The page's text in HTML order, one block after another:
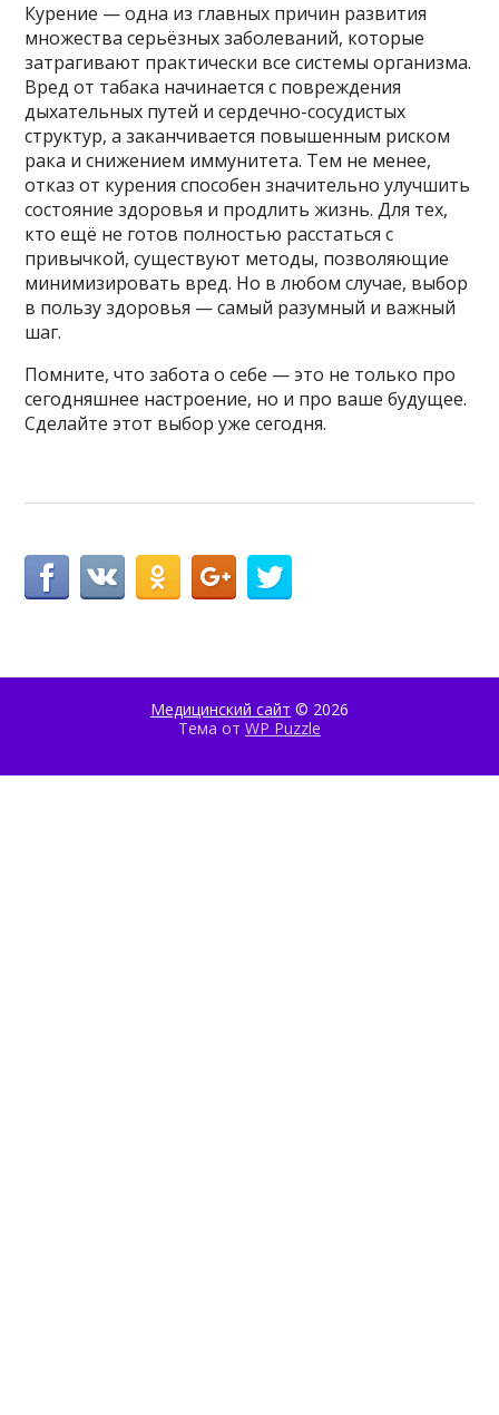
Курение — одна из главных причин развития
множества серьёзных заболеваний, которые
затрагивают практически все системы организма.
Вред от табака начинается с повреждения
дыхательных путей и сердечно-сосудистых
структур, а заканчивается повышенным риском
рака и снижением иммунитета. Тем не менее,
отказ от курения способен значительно улучшить
состояние здоровья и продлить жизнь. Для тех,
кто ещё не готов полностью расстаться с
привычкой, существуют методы, позволяющие
минимизировать вред. Но в любом случае, выбор
в пользу здоровья — самый разумный и важный
шаг.
Помните, что забота о себе — это не только про
сегодняшнее настроение, но и про ваше будущее.
Сделайте этот выбор уже сегодня.
Медицинский сайт © 2026
Тема от WP Puzzle